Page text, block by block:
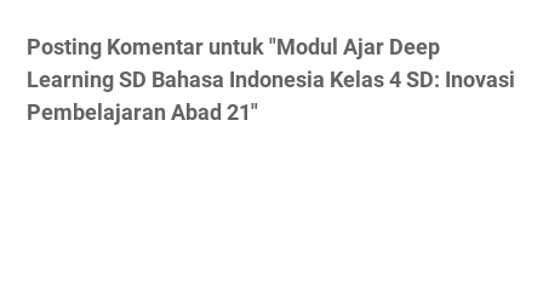
Posting Komentar untuk "Modul Ajar Deep
Learning SD Bahasa Indonesia Kelas 4 SD: Inovasi
Pembelajaran Abad 21"